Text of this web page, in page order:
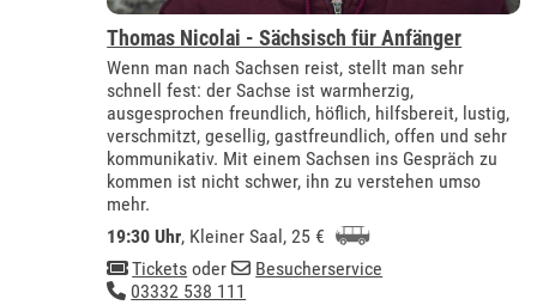
Thomas Nicolai - Sächsisch für Anfänger
Wenn man nach Sachsen reist, stellt man sehr
schnell fest: der Sachse ist warmherzig,
ausgesprochen freundlich, höflich, hilfsbereit, lustig,
verschmitzt, gesellig, gastfreundlich, offen und sehr
kommunikativ. Mit einem Sachsen ins Gespräch zu
kommen ist nicht schwer, ihn zu verstehen umso
mehr.
19:30 Uhr, Kleiner Saal , 25 €
Tickets oder
Besucherservice
03332 538 111